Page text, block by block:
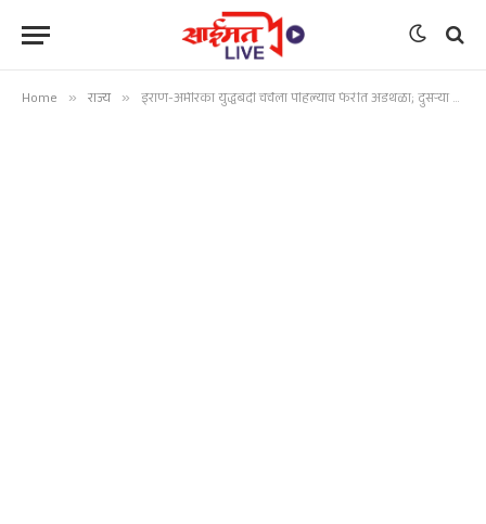
Home » राज्य » इराण-अमेरिका युद्धबंदी चर्चेला पहिल्याच फेरीत अडथळा; दुसऱ्या बैठकीकडे जगाचे लक्ष